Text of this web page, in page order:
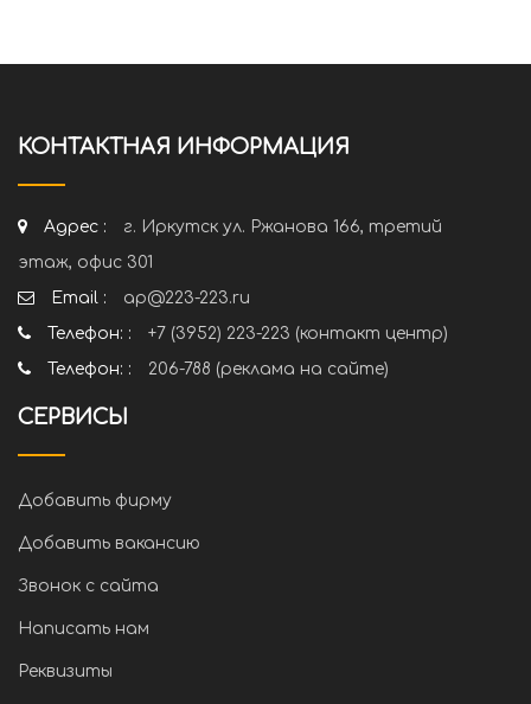
КОНТАКТНАЯ ИНФОРМАЦИЯ
Адрес :
г. Иркутск ул. Ржанова 166, третий
этаж, офис 301
Email :
ap@223-223.ru
Телефон: :
+7 (3952) 223-223 (контакт центр)
Телефон: :
206-788 (реклама на сайте)
СЕРВИСЫ
Добавить фирму
Добавить вакансию
Звонок с сайта
Написать нам
Реквизиты